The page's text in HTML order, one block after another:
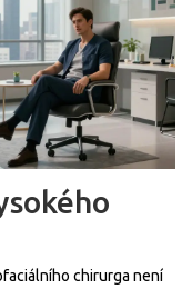
chirurga není